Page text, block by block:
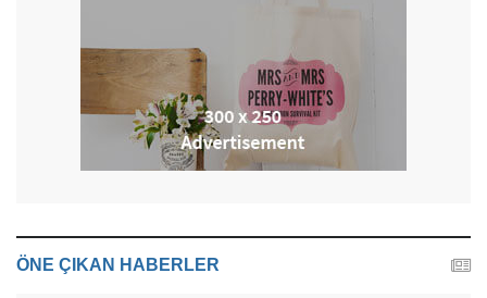
ÖNE ÇIKAN HABERLER